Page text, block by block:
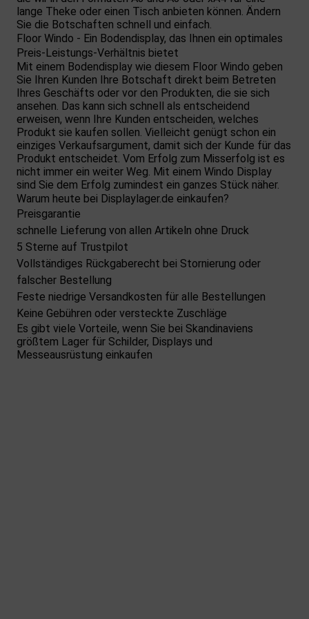
lange Theke oder einen Tisch anbieten können. Ändern
Sie die Botschaften schnell und einfach.
Floor Windo - Ein Bodendisplay, das Ihnen ein optimales
Preis-Leistungs-Verhältnis bietet
Mit einem Bodendisplay wie diesem Floor Windo geben
Sie Ihren Kunden Ihre Botschaft direkt beim Betreten
Ihres Geschäfts oder vor den Produkten, die sie sich
ansehen. Das kann sich schnell als entscheidend
erweisen, wenn Ihre Kunden entscheiden, welches
Produkt sie kaufen sollen. Vielleicht genügt schon ein
einziges Verkaufsargument, damit sich der Kunde für das
Produkt entscheidet. Vom Erfolg zum Misserfolg ist es
nicht immer ein weiter Weg. Mit einem Windo Display
sind Sie dem Erfolg zumindest ein ganzes Stück näher.
Warum heute bei Displaylager.de einkaufen?
Preisgarantie
schnelle Lieferung von allen Artikeln ohne Druck
5 Sterne auf Trustpilot
Vollständiges Rückgaberecht bei Stornierung oder
falscher Bestellung
Feste niedrige Versandkosten für alle Bestellungen
Keine Gebühren oder versteckte Zuschläge
Es gibt viele Vorteile, wenn Sie bei Skandinaviens
größtem Lager für Schilder, Displays und
Messeausrüstung einkaufen